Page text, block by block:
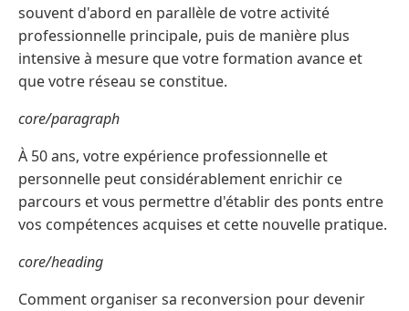
souvent d'abord en parallèle de votre activité
professionnelle principale, puis de manière plus
intensive à mesure que votre formation avance et
que votre réseau se constitue.
core/paragraph
À 50 ans, votre expérience professionnelle et
personnelle peut considérablement enrichir ce
parcours et vous permettre d'établir des ponts entre
vos compétences acquises et cette nouvelle pratique.
core/heading
Comment organiser sa reconversion pour devenir